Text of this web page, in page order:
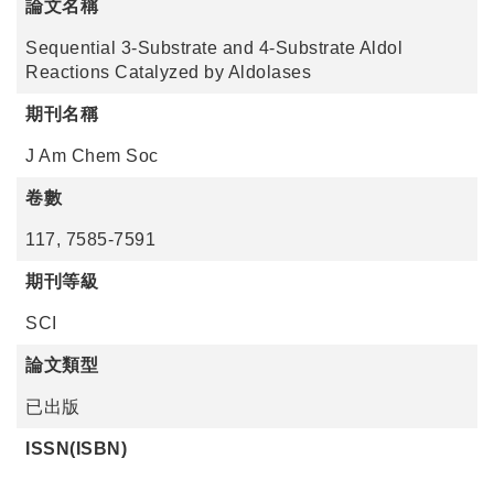
論文名稱
Sequential 3-Substrate and 4-Substrate Aldol
Reactions Catalyzed by Aldolases
期刊名稱
J Am Chem Soc
卷數
117, 7585-7591
期刊等級
SCI
論文類型
已出版
ISSN(ISBN)